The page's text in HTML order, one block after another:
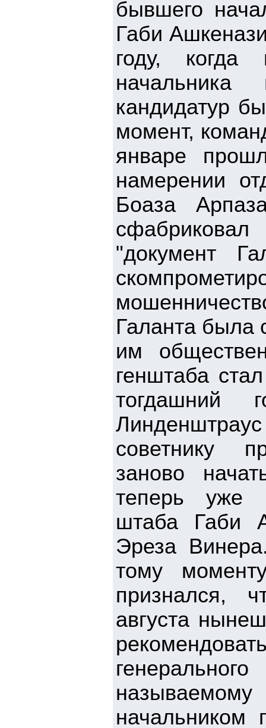
бывшего
Габи
году,
кандидатур
момент,
январе
намерении
Боаза
"документ
Галанта была
им
генштаба
тогдашний
советнику
заново
теперь уже
штаба Габи
Эреза
тому
признался,
августа
начальником